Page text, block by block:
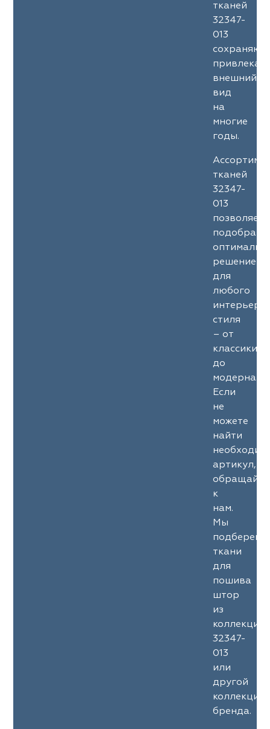
тканей
32347-
013
сохраняют
внешний
вид
на
многие
годы.
тканей
32347-
013
позволяет
подобрать
решение
для
любого
стиля
– от
классики
до
модерна.
Если
не
можете
найти
артикул,
к
нам.
Мы
подберем
ткани
для
пошива
штор
из
32347-
013
или
другой
коллекции
бренда.